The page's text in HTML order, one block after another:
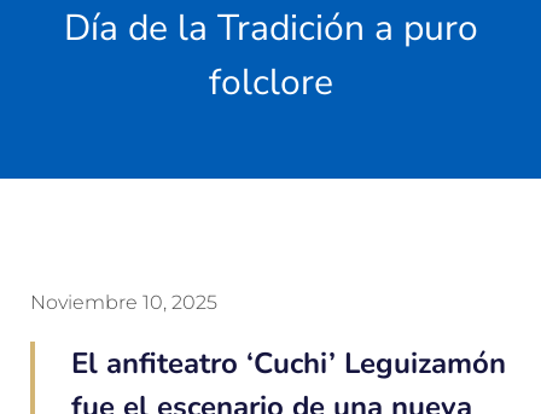
Día de la Tradición a puro
folclore
Noviembre 10, 2025
El anfiteatro ‘Cuchi’ Leguizamón